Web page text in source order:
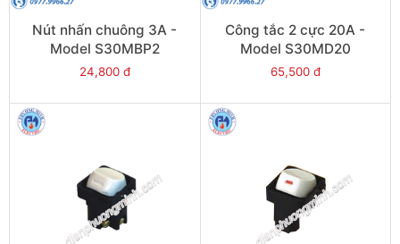
Nút nhấn chuông 3A -
Model S30MBP2
24,800 đ
Công tắc 2 cực 20A -
Model S30MD20
65,500 đ